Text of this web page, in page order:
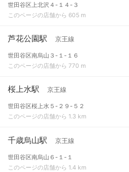
世田谷区上北沢４-１４-３
このページの店舗から 605 m
芦花公園駅 京王線
世田谷区南烏山３-１-１６
このページの店舗から 770 m
桜上水駅 京王線
世田谷区桜上水５-２９-５２
このページの店舗から 1.3 km
千歳烏山駅 京王線
世田谷区南烏山６-１-１
このページの店舗から 1.4 km